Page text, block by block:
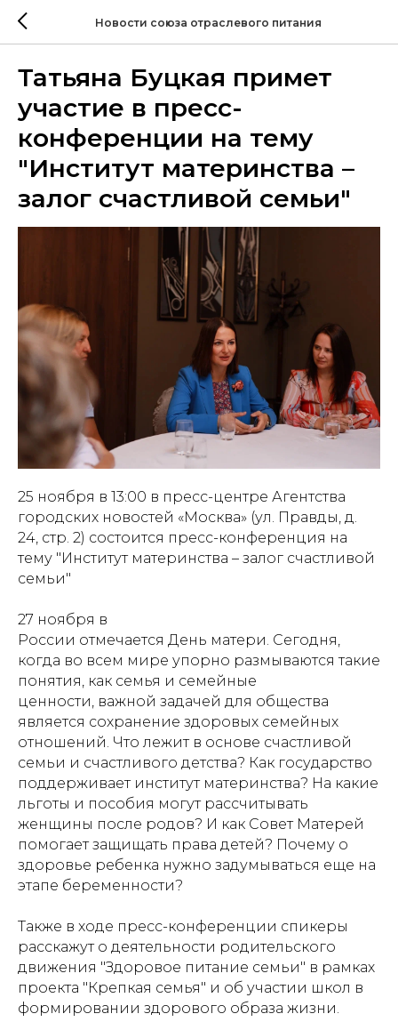
Новости союза отраслевого питания
Татьяна Буцкая примет
участие в пресс-
конференции на тему
"Институт материнства –
залог счастливой семьи"
25 ноября в 13:00 в пресс-центре Агентства
городских новостей «Москва» (ул. Правды, д.
24, стр. 2) состоится пресс-конференция на
тему "Институт материнства – залог счастливой
семьи"
27 ноября в
России отмечается День матери. Сегодня,
когда во всем мире упорно размываются такие
понятия, как семья и семейные
ценности, важной задачей для общества
является сохранение здоровых семейных
отношений. Что лежит в основе счастливой
семьи и счастливого детства? Как государство
поддерживает институт материнства? На какие
льготы и пособия могут рассчитывать
женщины после родов? И как Совет Матерей
помогает защищать права детей? Почему о
здоровье ребенка нужно задумываться еще на
этапе беременности?
Также в ходе пресс-конференции спикеры
расскажут о деятельности родительского
движения "Здоровое питание семьи" в рамках
проекта "Крепкая семья" и об участии школ в
формировании здорового образа жизни.